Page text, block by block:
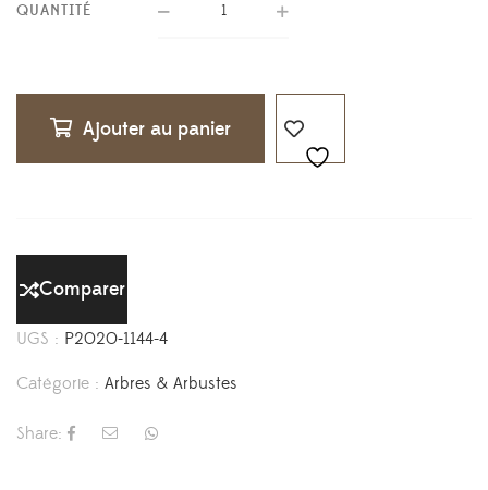
QUANTITÉ
Ajouter au panier
Comparer
UGS : P2020-1144-4
Catégorie : Arbres & Arbustes
Share: